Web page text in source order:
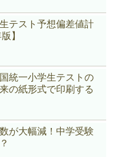
テスト予想偏差値計
】
統一小学生テストの
の紙形式で印刷する
が大幅減！中学受験